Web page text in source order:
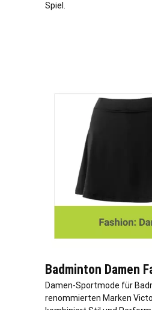
Spiel.
Badminton Damen
Damen-Sportmode für
renommierten Marken